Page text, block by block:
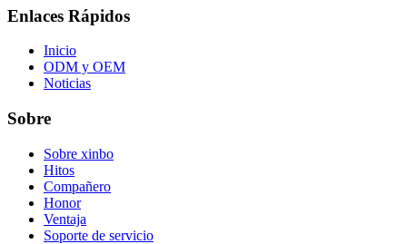
Enlaces Rápidos
Inicio
ODM y OEM
Noticias
Sobre
Sobre xinbo
Hitos
Compañero
Honor
Ventaja
Soporte de servicio